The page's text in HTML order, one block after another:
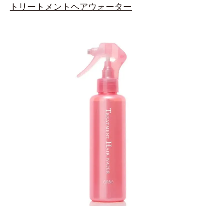
トリートメントヘアウォーター